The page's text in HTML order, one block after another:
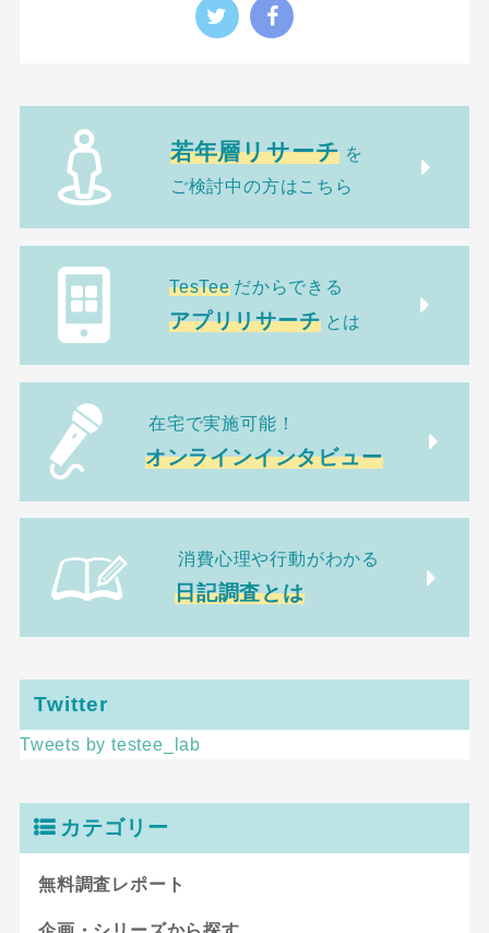
若年層リサーチ を
ご検討中の方はこちら
TesTee だからできる
アプリリサーチ とは
在宅で実施可能！
オンラインインタビュー
消費心理や行動がわかる
日記調査とは
Twitter
Tweets by testee_lab
カテゴリー
無料調査レポート